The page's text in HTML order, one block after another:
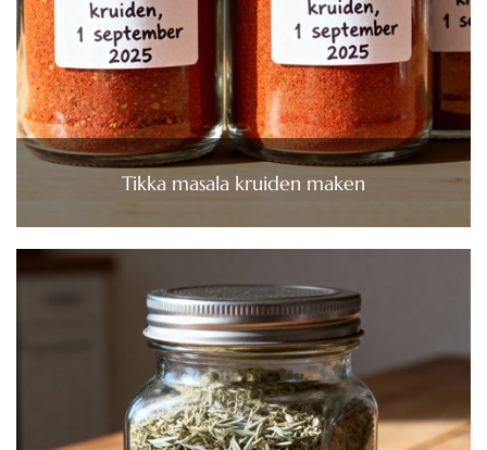
Tikka masala kruiden maken